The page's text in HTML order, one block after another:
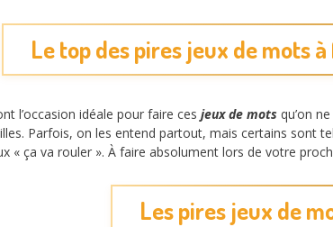
Le top des pires jeux de mots
l’occasion idéale pour faire ces jeux de mots qu’on
Parfois, on les entend partout, mais certains sont
« ça va rouler ». À faire absolument lors de votre
Les pires jeux de